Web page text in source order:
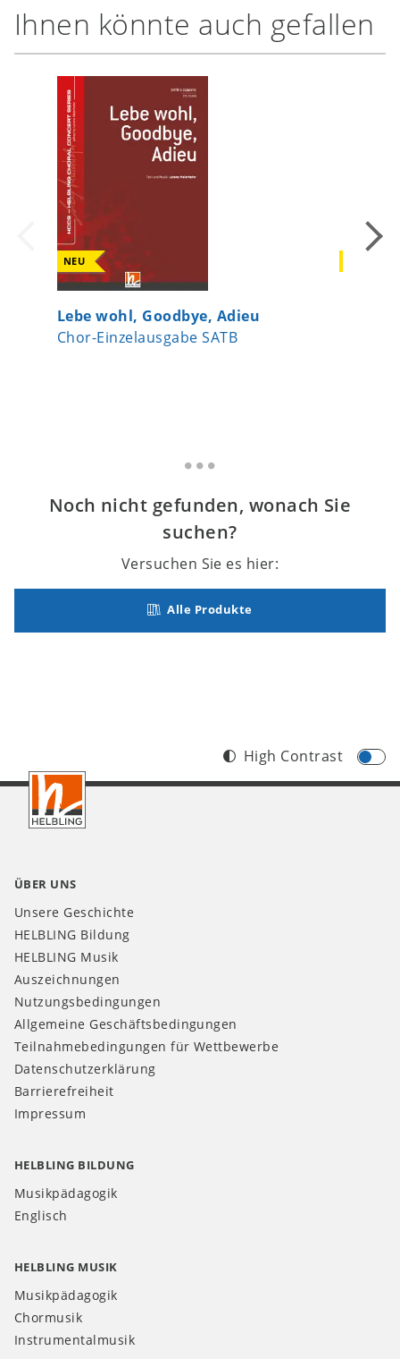
Ihnen könnte auch gefallen
NEU
Lebe wohl, Goodbye, Adieu
Chor-Einzelausgabe SATB
Noch nicht gefunden, wonach Sie
suchen?
Versuchen Sie es hier:
Alle Produkte
Footer
DE
High Contrast
ÜBER UNS
Unsere Geschichte
HELBLING Bildung
HELBLING Musik
Auszeichnungen
Nutzungsbedingungen
Allgemeine Geschäftsbedingungen
Teilnahmebedingungen für Wettbewerbe
Datenschutzerklärung
Barrierefreiheit
Impressum
HELBLING BILDUNG
Musikpädagogik
Englisch
HELBLING MUSIK
Musikpädagogik
Chormusik
Instrumentalmusik